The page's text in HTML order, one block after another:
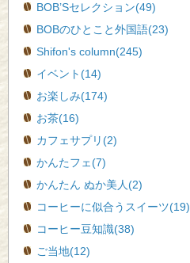
BOB’Sセレクション(49)
BOBのひとこと外国語(23)
Shifon's column(245)
イベント(14)
お楽しみ(174)
お茶(16)
カフェサプリ(2)
かんたフェ(7)
かんたん ぬか美人(2)
コーヒーに似合うスイーツ(19)
コーヒー豆知識(38)
ご当地(12)